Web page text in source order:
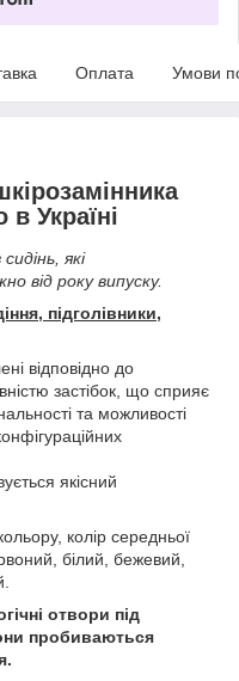
Оплата Умови
в Україні
які
від року випуску.
підголівники,
відповідно до
застібок, що сприяє
та можливості
якісний
колір середньої
білий, бежевий,
отвори під
пробиваються